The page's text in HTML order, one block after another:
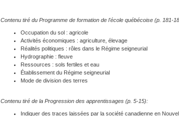
Contenu tiré du Programme de formation de l'école québécoise (p. 181-
Occupation du sol : agricole
Activités économiques : agriculture, élevage
Réalités politiques : rôles dans le Régime seigneurial
Hydrographie : fleuve
Ressources : sols fertiles et eau
Établissement du Régime seigneurial
Mode de division des terres
Contenu tiré de la Progression des apprentissages (p. 5-15):
Indiquer des traces laissées par la société canadienne en